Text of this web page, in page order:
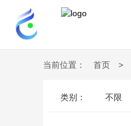
当前位置： 首页 >
类别： 不限